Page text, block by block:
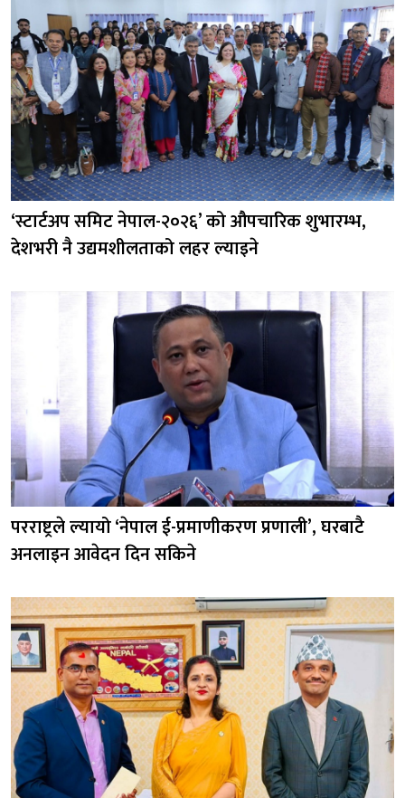
‘स्टार्टअप समिट नेपाल-२०२६’ को औपचारिक शुभारम्भ,
देशभरी नै उद्यमशीलताको लहर ल्याइने
परराष्ट्रले ल्यायो ‘नेपाल ई-प्रमाणीकरण प्रणाली’, घरबाटै
अनलाइन आवेदन दिन सकिने